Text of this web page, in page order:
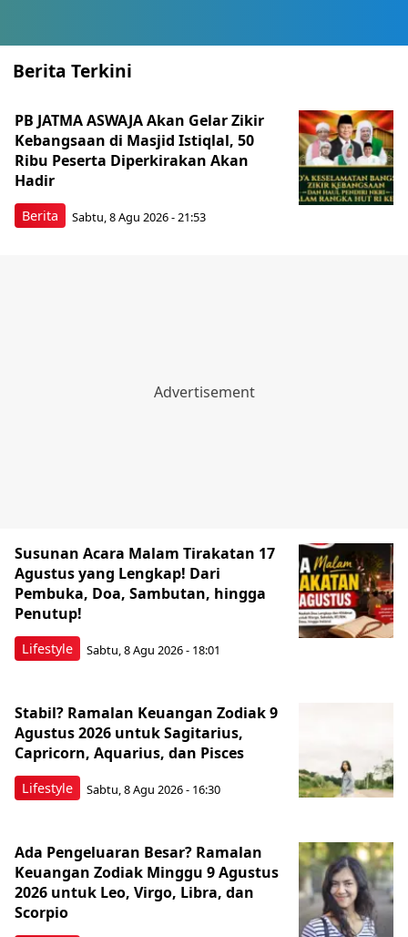
Berita Terkini
Berita
PB JATMA ASWAJA Akan Gelar Zikir
Kebangsaan di Masjid Istiqlal, 50
Ribu Peserta Diperkirakan Akan
Hadir
Sabtu, 8 Agu 2026 - 21:53
Lifestyle
Susunan Acara Malam Tirakatan 17
Agustus yang Lengkap! Dari
Pembuka, Doa, Sambutan, hingga
Penutup!
Sabtu, 8 Agu 2026 - 18:01
Lifestyle
Stabil? Ramalan Keuangan Zodiak 9
Agustus 2026 untuk Sagitarius,
Capricorn, Aquarius, dan Pisces
Sabtu, 8 Agu 2026 - 16:30
Ada Pengeluaran Besar? Ramalan
Keuangan Zodiak Minggu 9 Agustus
2026 untuk Leo, Virgo, Libra, dan
Scorpio